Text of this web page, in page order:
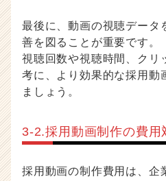
最後に、動画の視聴データ
善を図ることが重要です。
視聴回数や視聴時間、クリ
考に、より効果的な採用動
ましょう。
3-2.採用動画制作の費用
採用動画の制作費用は、企